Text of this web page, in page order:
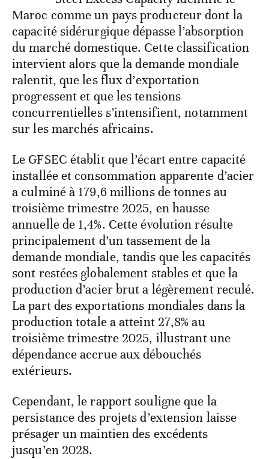
Maroc comme un pays producteur dont la
capacité sidérurgique dépasse l’absorption
du marché domestique. Cette classification
intervient alors que la demande mondiale
ralentit, que les flux d’exportation
progressent et que les tensions
concurrentielles s’intensifient, notamment
sur les marchés africains.
Le GFSEC établit que l’écart entre capacité
installée et consommation apparente d’acier
a culminé à 179,6 millions de tonnes au
troisième trimestre 2025, en hausse
annuelle de 1,4%. Cette évolution résulte
principalement d’un tassement de la
demande mondiale, tandis que les capacités
sont restées globalement stables et que la
production d’acier brut a légèrement reculé.
La part des exportations mondiales dans la
production totale a atteint 27,8% au
troisième trimestre 2025, illustrant une
dépendance accrue aux débouchés
extérieurs.
Cependant, le rapport souligne que la
persistance des projets d’extension laisse
présager un maintien des excédents
jusqu’en 2028.